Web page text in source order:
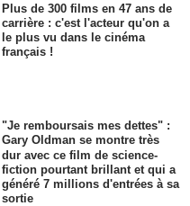
Plus de 300 films en 47 ans de
carrière : c'est l'acteur qu'on a
le plus vu dans le cinéma
français !
"Je remboursais mes dettes" :
Gary Oldman se montre très
dur avec ce film de science-
fiction pourtant brillant et qui a
généré 7 millions d'entrées à sa
sortie